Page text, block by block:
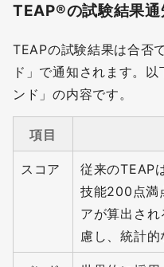
TEAP®の試験結果通
TEAPの試験結果は合否
ド」で通知されます。
ンド」の内容です。
項目
スコア
従来のTEAP
技能200点満
アが算出さ
慮し、統計